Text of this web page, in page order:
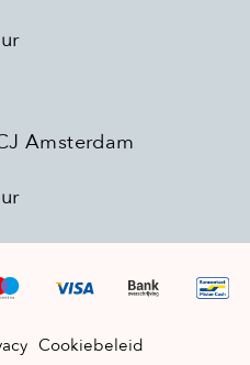
Amsterdam
Cookiebeleid